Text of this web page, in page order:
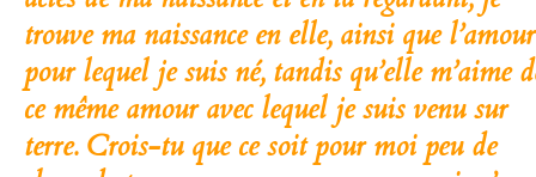
trouve ma naissance en elle, ainsi que l’amour
pour lequel je suis né, tandis qu’elle m’aime
ce même amour avec lequel je suis venu sur
terre. Crois-tu que ce soit pour moi peu de